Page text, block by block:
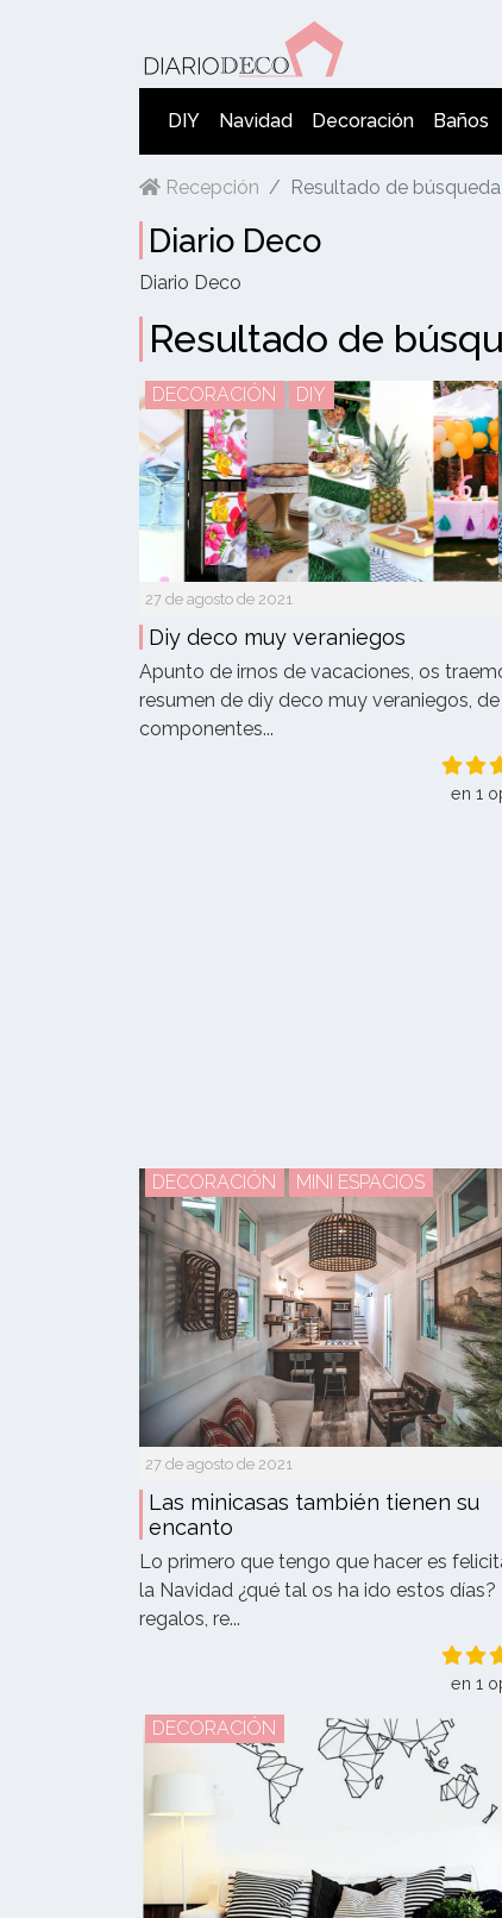
DIY Navidad Decoración Baños
Recepción Resultado de
Diario Deco
Diario Deco
Resultado de
DECORACIÓN DIY
27 de agosto de 2021
Diy deco muy veraniegos
Apunto de irnos de vacaciones, os
resumen de diy deco muy veraniegos, de
componentes...
en 1
DECORACIÓN MINI ESPACIOS
27 de agosto de 2021
Las minicasas también tienen su
encanto
Lo primero que tengo que hacer es
la Navidad ¿qué tal os ha ido estos días?
regalos, re...
en 1
DECORACIÓN